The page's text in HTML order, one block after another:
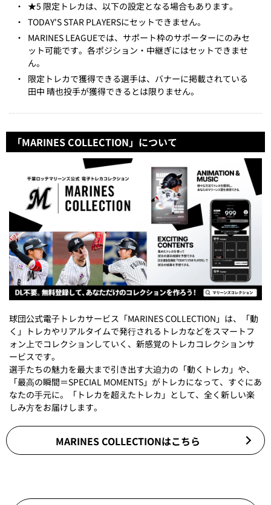
・ ★5 限定トレカは、以下の設定となる場合もあります。
・ TODAY'S STAR PLAYERSにセットできません。
・
MARINES LEAGUEでは、サポート枠のサポーターにのみセ
ット可能です。各ポジション・中継ぎにはセットできませ
ん。
・
限定トレカで獲得できる選手は、バナーに掲載されている
田中 晴也投手が獲得できるとは限りません。
「MARINES COLLECTION」について
球団公式電⼦トレカサービス「MARINES COLLECTION」は、「動
く」トレカやリアルタイムで発⾏されるトレカなどをスマートフ
ォン上でコレクションしていく、新感覚のトレカコレクションサ
ービスです。
選⼿たちの魅⼒を最⼤まで引き出す⼤迫⼒の「動くトレカ」や、
「最⾼の瞬間＝SPECIAL MOMENTS」がトレカになって、すぐにあ
なたの⼿元に。「トレカを超えたトレカ」として、全く新しい楽
しみ⽅をお届けします。
MARINES COLLECTIONはこちら